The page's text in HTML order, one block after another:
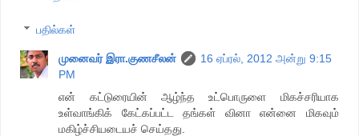
பதில்கள்
முனைவர் இரா.குணசீலன்
16 ஏப்ரல், 2012 அன்று 9:15
PM
என் கட்டுரையின் ஆழ்ந்த உட்பொருளை மிகச்சரியாக
உள்வாங்கிக் கேட்கப்பட்ட தங்கள் வினா என்னை மிகவும்
மகிழ்ச்சியடையச் செய்தது.